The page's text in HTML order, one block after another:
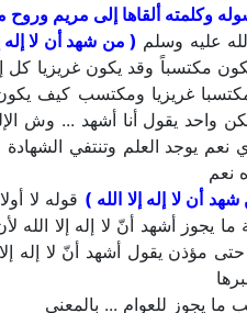
وكلمته ألقاها إلى مريم
عليه وسلم ( من شهد أن لا إله
مكتسباً وقد يكون غريزيا
غريزيا ومكتسب كيف يكون
واحد يقول أنا أشهد ... وش
نعم يوجد العلم وتنتفي
نعم
أن لا إله إلا الله ) قوله لا
ما يجوز أشهد أنّ لا إله إلا
مؤذن يقول أشهد أنّ لا إله
ما يجوز للعوام ... بالمعنى